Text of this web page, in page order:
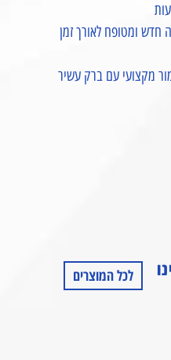
ומטופח לאורך זמן
מקצועי עם ברק עשיר
לכל המוצרים